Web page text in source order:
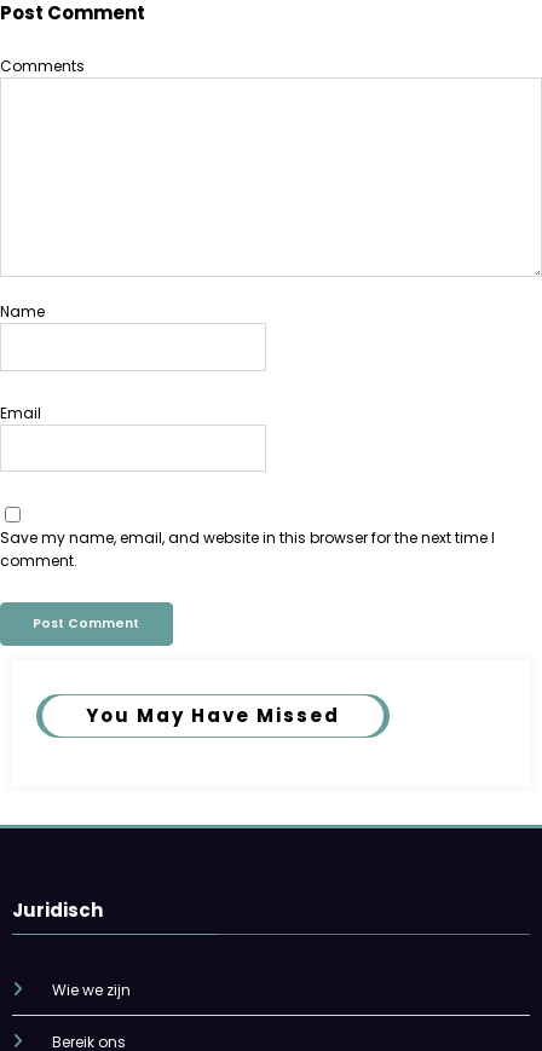
Post Comment
Comments
Name
Email
Save my name, email, and website in this browser for the next time I
comment.
You May Have Missed
Juridisch
Wie we zijn
Bereik ons